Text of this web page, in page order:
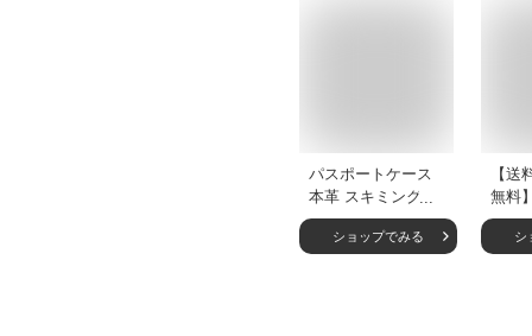
パスポートケース
本革 スキミング防
止 パスポートカバ
ー セキュリティポ
ショップでみる
【送
無料
館 パ
スシ